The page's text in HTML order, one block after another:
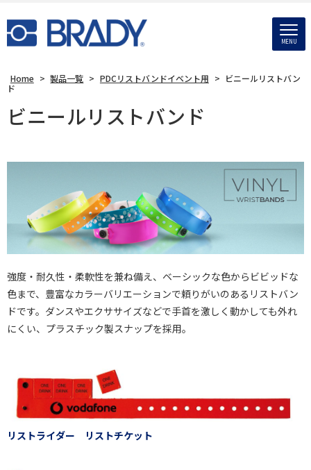
MENU
Home > 製品一覧 > PDCリストバンドイベント用 > ビニールリストバン
ド
ビニールリストバンド
強度・耐久性・柔軟性を兼ね備え、ベーシックな色からビビッドな
色まで、豊富なカラーバリエーションで頼りがいのあるリストバン
ドです。ダンスやエクササイズなどで手首を激しく動かしても外れ
にくい、プラスチック製スナップを採用。
リストライダー リストチケット